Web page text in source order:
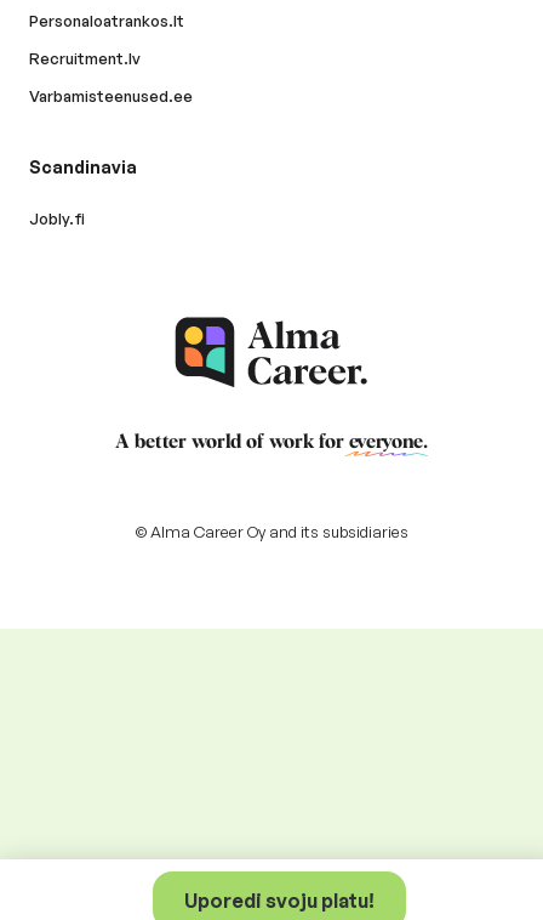
Uporedi svoju platu!
Personaloatrankos.lt
Recruitment.lv
Varbamisteenused.ee
Scandinavia
Jobly.fi
A better world of work for everyone.
© Alma Career Oy and its subsidiaries